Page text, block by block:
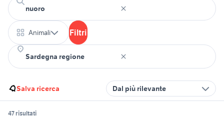
Animali Filtri
Salva ricerca Dal più rilevante
47 risultati